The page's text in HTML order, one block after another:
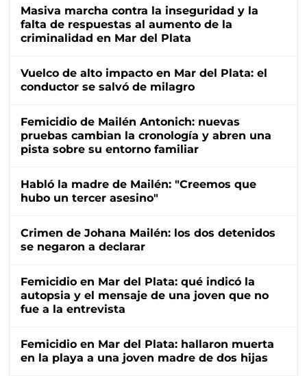
Masiva marcha contra la inseguridad y la
falta de respuestas al aumento de la
criminalidad en Mar del Plata
Vuelco de alto impacto en Mar del Plata: el
conductor se salvó de milagro
Femicidio de Mailén Antonich: nuevas
pruebas cambian la cronología y abren una
pista sobre su entorno familiar
Habló la madre de Mailén: "Creemos que
hubo un tercer asesino"
Crimen de Johana Mailén: los dos detenidos
se negaron a declarar
Femicidio en Mar del Plata: qué indicó la
autopsia y el mensaje de una joven que no
fue a la entrevista
Femicidio en Mar del Plata: hallaron muerta
en la playa a una joven madre de dos hijas